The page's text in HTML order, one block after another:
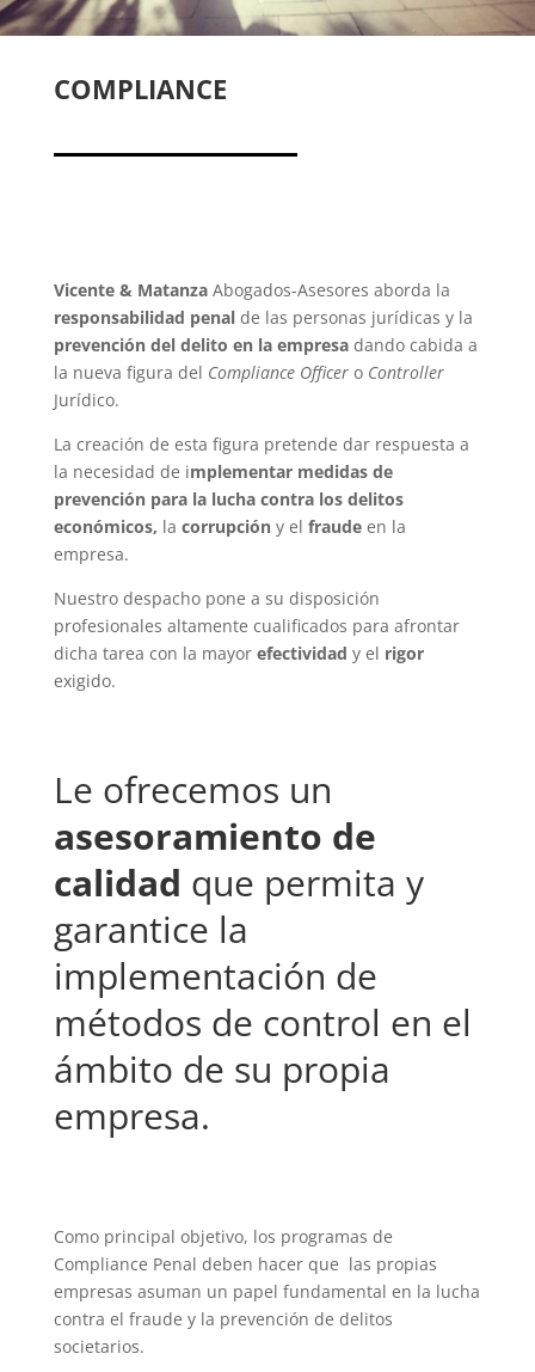
COMPLIANCE
Vicente & Matanza Abogados-Asesores aborda la
responsabilidad penalde las personas jurídicas y la
prevención del delito en la empresadando cabida a
la nueva figura del Compliance Officero Controller
Jurídico.
La creación de esta figura pretende dar respuesta a
la necesidad de implementar medidas de
prevención para la lucha contra los delitos
económicos, la corrupcióny el fraudeen la
empresa.
Nuestro despacho pone a su disposición
profesionales altamente cualificados para afrontar
dicha tarea con la mayor efectividad y el rigor
exigido.
Le ofrecemos un
asesoramiento de
calidad que permita y
garantice la
implementación de
métodos de control en el
ámbito de su propia
empresa.
Como principal objetivo, los programas de
Compliance Penal deben hacer que las propias
empresas asuman un papel fundamental en la lucha
contra el fraude y la prevención de delitos
societarios.